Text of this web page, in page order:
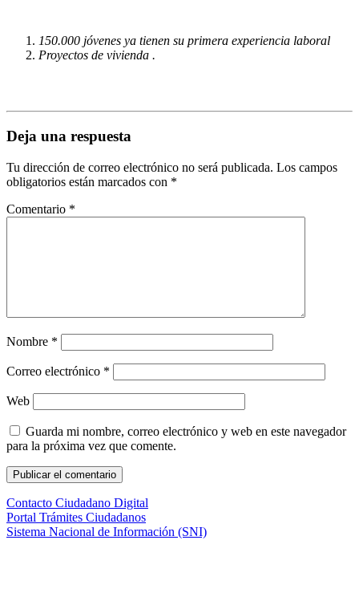
150.000 jóvenes ya tienen su primera experiencia laboral
Proyectos de vivienda .
Deja una respuesta
Tu dirección de correo electrónico no será publicada. Los campos
obligatorios están marcados con *
Comentario *
Nombre *
Correo electrónico *
Web
Guarda mi nombre, correo electrónico y web en este navegador
para la próxima vez que comente.
Contacto Ciudadano Digital
Portal Trámites Ciudadanos
Sistema Nacional de Información (SNI)